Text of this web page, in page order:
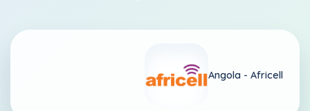
Angola - Africell